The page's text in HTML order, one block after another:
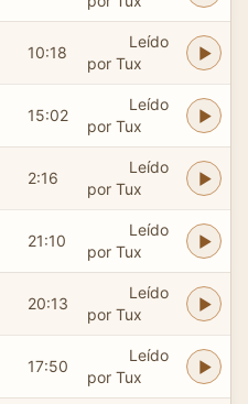
10:18
Leído
por Tux
15:02
Leído
por Tux
2:16
Leído
por Tux
21:10
Leído
por Tux
20:13
Leído
por Tux
17:50
Leído
por Tux